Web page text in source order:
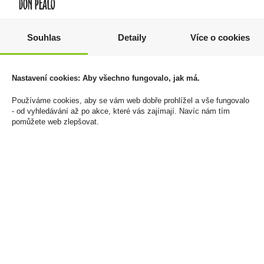
Individuales
2 799 Kč
Cena za:krabičku (25 ks)
Skladem:5 - 50 krabiček
299 Kč
Cena za:1 ks
Skladem:do 5 ks
Souhlas Detaily Více o cookies
Nastavení cookies: Aby všechno fungovalo, jak má.
Používáme cookies, aby se vám web dobře prohlížel a vše fungovalo
- od vyhledávání až po akce, které vás zajímají. Navíc nám tím
pomůžete web zlepšovat.